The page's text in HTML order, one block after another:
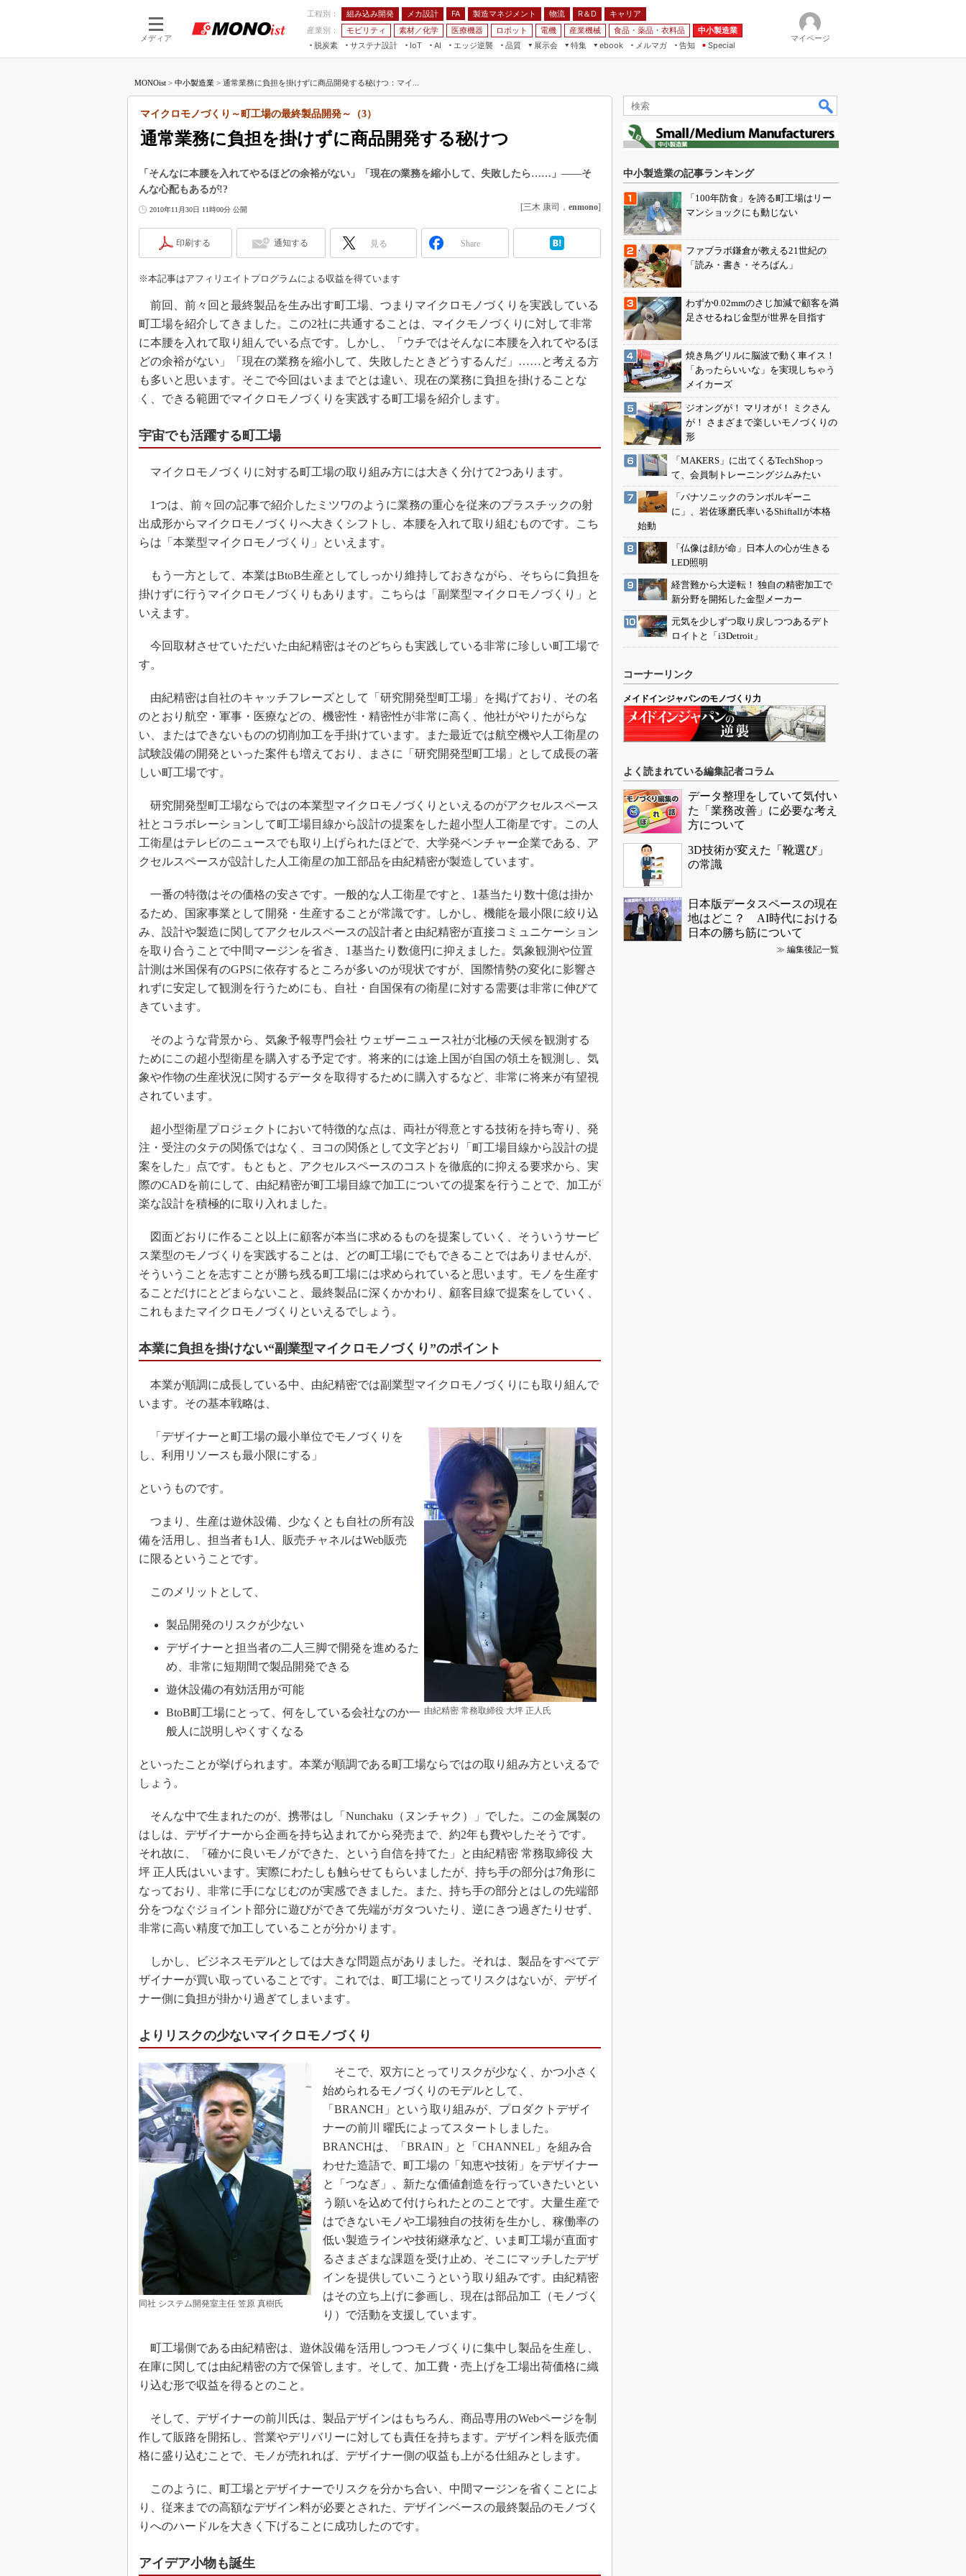
メディア
工程別： 組み込み開発 メカ設計 FA 製造マネジメント 物流 R＆D
キャリア
産業別：
モビリティ 素材／化学 医療機器 ロボット 電機 産業機械 食品・薬品・衣料品
中小製造業
脱炭素
サステナ設計
IoT
つながる工場
つながるサービス
AI
AI×設備保全
Physical AI
エッジ逆襲 品質
展示会
JIMTOF
IIFES
ジャパンモビリティショー
人テク展
スマート工場EXPO
AUTOMOTIVE WORLD
産業オープンネット展
特集
フィールドサービス
FPGA
Windows Embedded
車載ソフト開発
無償設計ツール
3Dプリンタ
デジタルツインとCAE
インダストリー4.0
知財マネジメント
海外生産
制御セキュリティ
新型コロナへの対応
ebook
FA
モビリティ
素材／化学
メルマガ
告知 Special
マイページ
MONOist > 中小製造業 > 通常業務に負担を掛けずに商品開発する秘けつ：マイ...
通常業務に負担を掛けずに商品開発する秘けつ
マイクロモノづくり～町工場の最終製品開発～（3）
「そんなに本腰を入れてやるほどの余裕がない」「現在の業務を縮小して、失敗したら……」――そ
んな心配もあるが!?
2010年11月30日 11時00分 公開 [三木 康司， enmono]
印刷する 通知する 見る Share
※本記事はアフィリエイトプログラムによる収益を得ています
前回、前々回と最終製品を生み出す町工場、つまりマイクロモノづくりを実践している
町工場を紹介してきました。この2社に共通することは、マイクモノづくりに対して非常
に本腰を入れて取り組んでいる点です。しかし、「ウチではそんなに本腰を入れてやるほ
どの余裕がない」「現在の業務を縮小して、失敗したときどうするんだ」……と考える方
も多いと思います。そこで今回はいままでとは違い、現在の業務に負担を掛けることな
く、できる範囲でマイクロモノづくりを実践する町工場を紹介します。
宇宙でも活躍する町工場
マイクロモノづくりに対する町工場の取り組み方には大きく分けて2つあります。
1つは、前々回の記事で紹介したミツワのように業務の重心を従来のプラスチックの射
出成形からマイクロモノづくりへ大きくシフトし、本腰を入れて取り組むものです。こち
らは「本業型マイクロモノづくり」といえます。
もう一方として、本業はBtoB生産としてしっかり維持しておきながら、そちらに負担を
掛けずに行うマイクロモノづくりもあります。こちらは「副業型マイクロモノづくり」と
いえます。
今回取材させていただいた由紀精密はそのどちらも実践している非常に珍しい町工場で
す。
由紀精密は自社のキャッチフレーズとして「研究開発型町工場」を掲げており、その名
のとおり航空・軍事・医療などの、機密性・精密性が非常に高く、他社がやりたがらな
い、またはできないものの切削加工を手掛けています。また最近では航空機や人工衛星の
試験設備の開発といった案件も増えており、まさに「研究開発型町工場」として成長の著
しい町工場です。
研究開発型町工場ならではの本業型マイクロモノづくりといえるのがアクセルスペース
社とコラボレーションして町工場目線から設計の提案をした超小型人工衛星です。この人
工衛星はテレビのニュースでも取り上げられたほどで、大学発ベンチャー企業である、ア
クセルスペースが設計した人工衛星の加工部品を由紀精密が製造しています。
一番の特徴はその価格の安さです。一般的な人工衛星ですと、1基当たり数十億は掛か
るため、国家事業として開発・生産することが常識です。しかし、機能を最小限に絞り込
み、設計や製造に関してアクセルスペースの設計者と由紀精密が直接コミュニケーション
を取り合うことで中間マージンを省き、1基当たり数億円に抑えました。気象観測や位置
計測は米国保有のGPSに依存するところが多いのが現状ですが、国際情勢の変化に影響さ
れずに安定して観測を行うためにも、自社・自国保有の衛星に対する需要は非常に伸びて
きています。
そのような背景から、気象予報専門会社 ウェザーニュース社が北極の天候を観測する
ためにこの超小型衛星を購入する予定です。将来的には途上国が自国の領土を観測し、気
象や作物の生産状況に関するデータを取得するために購入するなど、非常に将来が有望視
されています。
超小型衛星プロジェクトにおいて特徴的な点は、両社が得意とする技術を持ち寄り、発
注・受注のタテの関係ではなく、ヨコの関係として文字どおり「町工場目線から設計の提
案をした」点です。もともと、アクセルスペースのコストを徹底的に抑える要求から、実
際のCADを前にして、由紀精密が町工場目線で加工についての提案を行うことで、加工が
楽な設計を積極的に取り入れました。
図面どおりに作ること以上に顧客が本当に求めるものを提案していく、そういうサービ
ス業型のモノづくりを実践することは、どの町工場にでもできることではありませんが、
そういうことを志すことが勝ち残る町工場には求められていると思います。モノを生産す
ることだけにとどまらないこと、最終製品に深くかかわり、顧客目線で提案をしていく、
これもまたマイクロモノづくりといえるでしょう。
本業に負担を掛けない“副業型マイクロモノづくり”のポイント
本業が順調に成長している中、由紀精密では副業型マイクロモノづくりにも取り組んで
います。その基本戦略は、
由紀精密 常務取締役 大坪 正人氏
「デザイナーと町工場の最小単位でモノづくりを
し、利用リソースも最小限にする」
というものです。
つまり、生産は遊休設備、少なくとも自社の所有設
備を活用し、担当者も1人、販売チャネルはWeb販売
に限るということです。
このメリットとして、
製品開発のリスクが少ない
デザイナーと担当者の二人三脚で開発を進めるた
め、非常に短期間で製品開発できる
遊休設備の有効活用が可能
BtoB町工場にとって、何をしている会社なのか一
般人に説明しやくすくなる
といったことが挙げられます。本業が順調である町工場ならではの取り組み方といえるで
しょう。
そんな中で生まれたのが、携帯はし「Nunchaku（ヌンチャク）」でした。この金属製の
はしは、デザイナーから企画を持ち込まれてから発売まで、約2年も費やしたそうです。
それ故に、「確かに良いモノができた、という自信を持てた」と由紀精密 常務取締役 大
坪 正人氏はいいます。実際にわたしも触らせてもらいましたが、持ち手の部分は7角形に
なっており、非常に手になじむのが実感できました。また、持ち手の部分とはしの先端部
分をつなぐジョイント部分に遊びができて先端がガタついたり、逆にきつ過ぎたりせず、
非常に高い精度で加工していることが分かります。
しかし、ビジネスモデルとしては大きな問題点がありました。それは、製品をすべてデ
ザイナーが買い取っていることです。これでは、町工場にとってリスクはないが、デザイ
ナー側に負担が掛かり過ぎてしまいます。
よりリスクの少ないマイクロモノづくり
同社 システム開発室主任 笠原 真樹氏
そこで、双方にとってリスクが少なく、かつ小さく
始められるモノづくりのモデルとして、
「BRANCH」という取り組みが、プロダクトデザイ
ナーの前川 曜氏によってスタートしました。
BRANCHは、「BRAIN」と「CHANNEL」を組み合
わせた造語で、町工場の「知恵や技術」をデザイナー
と「つなぎ」、新たな価値創造を行っていきたいとい
う願いを込めて付けられたとのことです。大量生産で
はできないモノや工場独自の技術を生かし、稼働率の
低い製造ラインや技術継承など、いま町工場が直面す
るさまざまな課題を受け止め、そこにマッチしたデザ
インを提供していこうという取り組みです。由紀精密
はその立ち上げに参画し、現在は部品加工（モノづく
り）で活動を支援しています。
町工場側である由紀精密は、遊休設備を活用しつつモノづくりに集中し製品を生産し、
在庫に関しては由紀精密の方で保管します。そして、加工費・売上げを工場出荷価格に織
り込む形で収益を得るとのこと。
そして、デザイナーの前川氏は、製品デザインはもちろん、商品専用のWebページを制
作して販路を開拓し、営業やデリバリーに対しても責任を持ちます。デザイン料を販売価
格に盛り込むことで、モノが売れれば、デザイナー側の収益も上がる仕組みとします。
このように、町工場とデザイナーでリスクを分かち合い、中間マージンを省くことによ
り、従来までの高額なデザイン料が必要とされた、デザインベースの最終製品のモノづく
りへのハードルを大きく下げることに成功したのです。
アイデア小物も誕生
中小製造業の記事ランキング
「100年防食」を誇る町工場はリー
マンショックにも動じない
ファブラボ鎌倉が教える21世紀の
「読み・書き・そろばん」
わずか0.02mmのさじ加減で顧客を満
足させるねじ金型が世界を目指す
焼き鳥グリルに脳波で動く車イス！
「あったらいいな」を実現しちゃう
メイカーズ
ジオングが！ マリオが！ ミクさん
が！ さまざまで楽しいモノづくりの
形
「MAKERS」に出てくるTechShopっ
て、会員制トレーニングジムみたい
「パナソニックのランボルギーニ
に」、岩佐琢磨氏率いるShiftallが本格
始動
「仏像は顔が命」日本人の心が生きる
LED照明
経営難から大逆転！ 独自の精密加工で
新分野を開拓した金型メーカー
元気を少しずつ取り戻しつつあるデト
ロイトと「i3Detroit」
コーナーリンク
メイドインジャパンのモノづくり力
よく読まれている編集記者コラム
データ整理をしていて気付い
た「業務改善」に必要な考え
方について
3D技術が変えた「靴選び」
の常識
日本版データスペースの現在
地はどこ？ AI時代における
日本の勝ち筋について
≫ 編集後記一覧